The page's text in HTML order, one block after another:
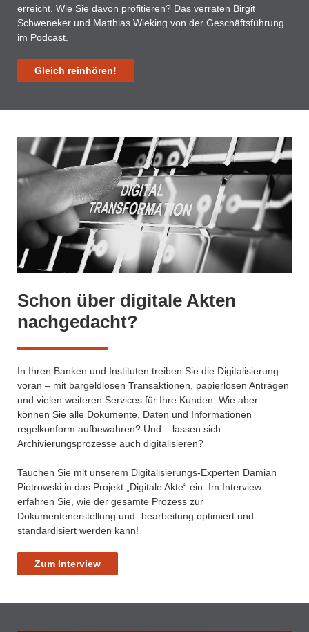
erreicht. Wie Sie davon profitieren? Das verraten Birgit
Schweneker und Matthias Wieking von der Geschäftsführung
im Podcast.
Gleich reinhören!
Schon über digitale Akten
nachgedacht?
In Ihren Banken und Instituten treiben Sie die Digitalisierung
voran – mit bargeldlosen Transaktionen, papierlosen Anträgen
und vielen weiteren Services für Ihre Kunden. Wie aber
können Sie alle Dokumente, Daten und Informationen
regelkonform aufbewahren? Und – lassen sich
Archivierungsprozesse auch digitalisieren?
Tauchen Sie mit unserem Digitalisierungs-Experten Damian
Piotrowski in das Projekt „Digitale Akte“ ein: Im Interview
erfahren Sie, wie der gesamte Prozess zur
Dokumentenerstellung und -bearbeitung optimiert und
standardisiert werden kann!
Zum Interview